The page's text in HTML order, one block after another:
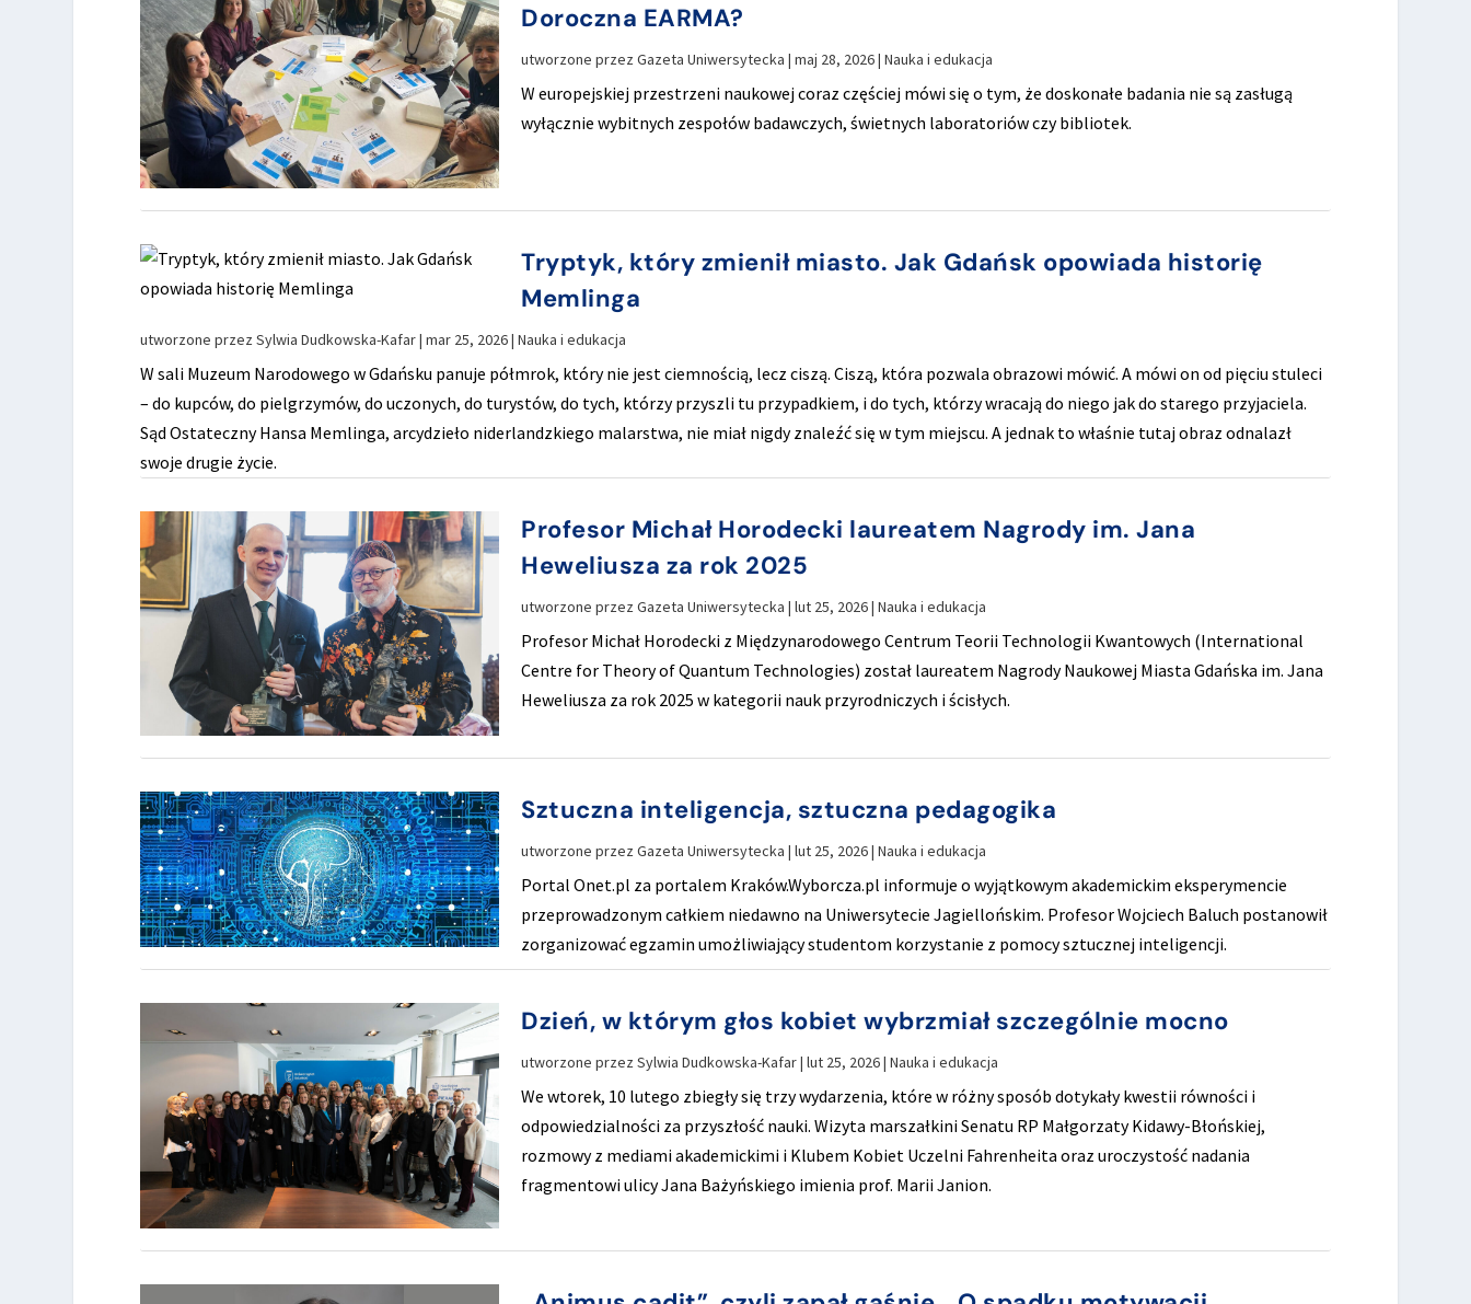
Doroczna EARMA?
utworzone przezGazeta Uniwersytecka |maj 28, 2026|Nauka i edukacja
W europejskiej przestrzeni naukowej coraz częściej mówi się o tym, że doskonałe badania nie są zasługą
wyłącznie wybitnych zespołów badawczych, świetnych laboratoriów czy bibliotek.
Tryptyk, który zmienił miasto. Jak Gdańsk opowiada historię
Memlinga
utworzone przez Sylwia Dudkowska-Kafar| mar 25, 2026| Nauka i edukacja
W sali Muzeum Narodowego w Gdańsku panuje półmrok, który nie jest ciemnością, lecz ciszą. Ciszą, która pozwala obrazowi mówić. A mówi on od pięciu stuleci
– do kupców, do pielgrzymów, do uczonych, do turystów, do tych, którzy przyszli tu przypadkiem, i do tych, którzy wracają do niego jak do starego przyjaciela.
Sąd Ostateczny Hansa Memlinga, arcydzieło niderlandzkiego malarstwa, nie miał nigdy znaleźć się w tym miejscu. A jednak to właśnie tutaj obraz odnalazł
swoje drugie życie.
Profesor Michał Horodecki laureatem Nagrody im. Jana
Heweliusza za rok 2025
utworzone przezGazeta Uniwersytecka |lut 25, 2026|Nauka i edukacja
Profesor Michał Horodecki z Międzynarodowego Centrum Teorii Technologii Kwantowych (International
Centre for Theory of Quantum Technologies) został laureatem Nagrody Naukowej Miasta Gdańska im. Jana
Heweliusza za rok 2025 w kategorii nauk przyrodniczych i ścisłych.
Sztuczna inteligencja, sztuczna pedagogika
utworzone przezGazeta Uniwersytecka |lut 25, 2026|Nauka i edukacja
Portal Onet.pl za portalem Kraków.Wyborcza.pl informuje o wyjątkowym akademickim eksperymencie
przeprowadzonym całkiem niedawno na Uniwersytecie Jagiellońskim. Profesor Wojciech Baluch postanowił
zorganizować egzamin umożliwiający studentom korzystanie z pomocy sztucznej inteligencji.
Dzień, w którym głos kobiet wybrzmiał szczególnie mocno
utworzone przezSylwia Dudkowska-Kafar|lut 25, 2026|Nauka i edukacja
We wtorek, 10 lutego zbiegły się trzy wydarzenia, które w różny sposób dotykały kwestii równości i
odpowiedzialności za przyszłość nauki. Wizyta marszałkini Senatu RP Małgorzaty Kidawy-Błońskiej,
rozmowy z mediami akademickimi i Klubem Kobiet Uczelni Fahrenheita oraz uroczystość nadania
fragmentowi ulicy Jana Bażyńskiego imienia prof. Marii Janion.